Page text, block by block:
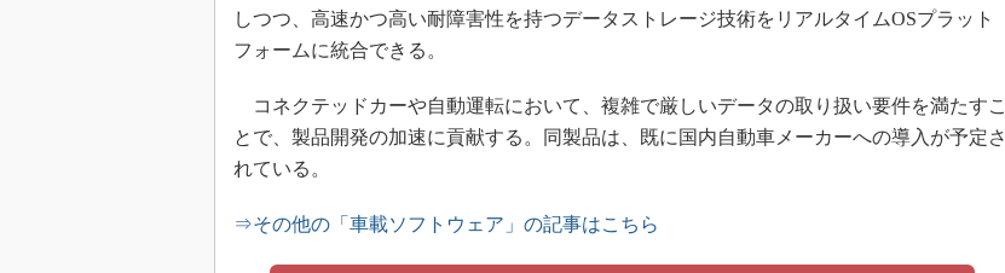
制御セキュリティ
しつつ、高速かつ高い耐障害性を持つデータストレージ技術をリアルタイムOSプラット
フォームに統合できる。
コネクテッドカーや自動運転において、複雑で厳しいデータの取り扱い要件を満たすこ
とで、製品開発の加速に貢献する。同製品は、既に国内自動車メーカーへの導入が予定さ
れている。
⇒その他の「車載ソフトウェア」の記事はこちら